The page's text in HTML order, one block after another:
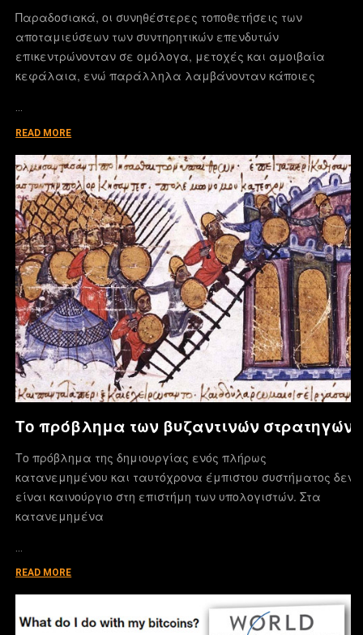
Παραδοσιακά, οι συνηθέστερες τοποθετήσεις των
αποταμιεύσεων των συντηρητικών επενδυτών
επικεντρώνονταν σε ομόλογα, μετοχές και αμοιβαία
κεφάλαια, ενώ παράλληλα λαμβάνονταν κάποιες
…
READ MORE
Το πρόβλημα των βυζαντινών στρατηγών
Το πρόβλημα της δημιουργίας ενός πλήρως
κατανεμημένου και ταυτόχρονα έμπιστου συστήματος δεν
είναι καινούργιο στη επιστήμη των υπολογιστών. Στα
κατανεμημένα
READ MORE